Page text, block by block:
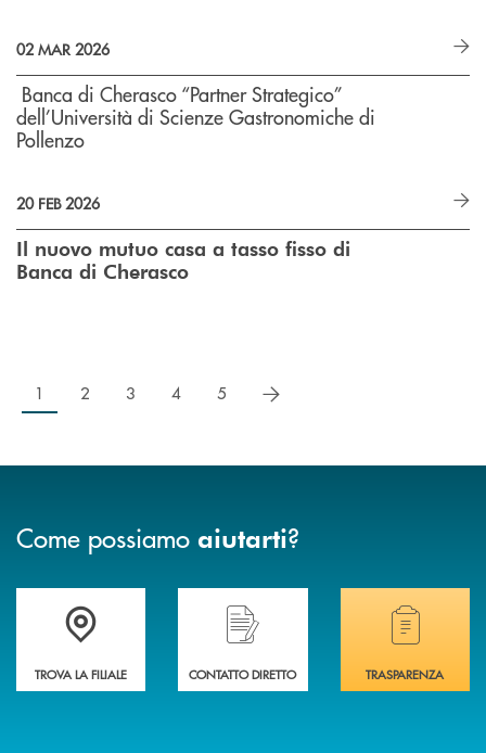
02 MAR 2026
Banca di Cherasco “Partner Strategico”
dell’Università di Scienze Gastronomiche di
Pollenzo
20 FEB 2026
Il nuovo mutuo casa a tasso fisso di
Banca di Cherasco
1 2 3 4 5 successivo
Come possiamo aiutarti?
Accedi all' elenco completo delle filiali .
TROVA LA FILIALE
Hai bisogno di assistenza immediata?
CONTATTO DIRETTO
Hai bisogno di
TRASPARENZA